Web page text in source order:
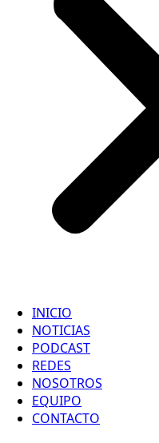
INICIO
NOTICIAS
PODCAST
REDES
NOSOTROS
EQUIPO
CONTACTO